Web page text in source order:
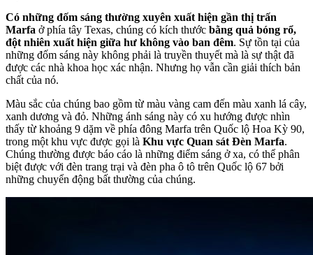
Có những đốm sáng thường xuyên xuất hiện gần thị trấn
Marfa ở phía tây Texas, chúng có kích thước bằng quả bóng rổ,
đột nhiên xuất hiện giữa hư không vào ban đêm. Sự tồn tại của
những đốm sáng này không phải là truyền thuyết mà là sự thật đã
được các nhà khoa học xác nhận. Nhưng họ vẫn cần giải thích bản
chất của nó.
Màu sắc của chúng bao gồm từ màu vàng cam đến màu xanh lá cây,
xanh dương và đỏ. Những ánh sáng này có xu hướng được nhìn
thấy từ khoảng 9 dặm về phía đông Marfa trên Quốc lộ Hoa Kỳ 90,
trong một khu vực được gọi là Khu vực Quan sát Đèn Marfa.
Chúng thường được báo cáo là những điểm sáng ở xa, có thể phân
biệt được với đèn trang trại và đèn pha ô tô trên Quốc lộ 67 bởi
những chuyển động bất thường của chúng.